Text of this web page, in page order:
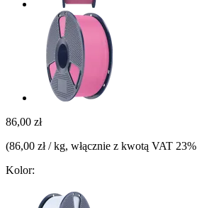
86,00 zł
(86,00 zł / kg, włącznie z kwotą VAT 23%
Kolor: